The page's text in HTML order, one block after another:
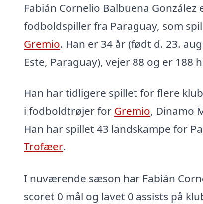
Fabián Cornelio Balbuena González
fodboldspiller fra Paraguay, som
Gremio. Han er 34 år (født d. 23.
Este, Paraguay), vejer 88 og er 188
Han har tidligere spillet for flere
i fodboldtrøjer for Gremio, Dinamo
Han har spillet 43 landskampe for
Trofæer.
I nuværende sæson har Fabián
scoret 0 mål og lavet 0 assists på